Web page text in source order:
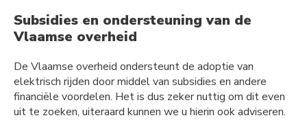
Subsidies en ondersteuning van de
Vlaamse overheid
De Vlaamse overheid ondersteunt de adoptie van
elektrisch rijden door middel van subsidies en andere
financiële voordelen. Het is dus zeker nuttig om dit even
uit te zoeken, uiteraard kunnen we u hierin ook adviseren.